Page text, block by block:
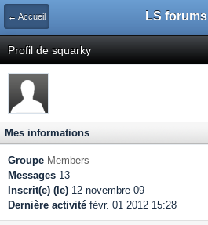
← Accueil LS forums
Profil de squarky
Mes informations
Groupe Members
Messages 13
Inscrit(e) (le) 12-novembre 09
Dernière activité févr. 01 2012 15:28